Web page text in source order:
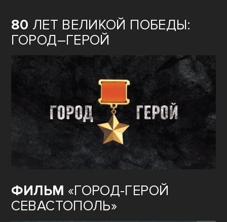
80 ЛЕТ ВЕЛИКОЙ ПОБЕДЫ:
ГОРОД–ГЕРОЙ
ФИЛЬМ «ГОРОД-ГЕРОЙ
СЕВАСТОПОЛЬ»